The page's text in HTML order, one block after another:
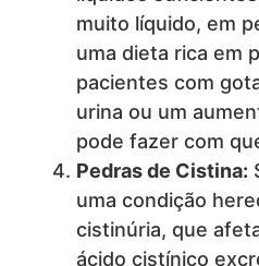
muito líquido, em
uma dieta rica em
pacientes com
urina ou um
pode fazer com
Pedras de Cistina:
uma condição
cistinúria, que
ácido cistínico